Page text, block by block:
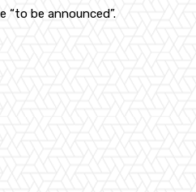
“to be announced”.